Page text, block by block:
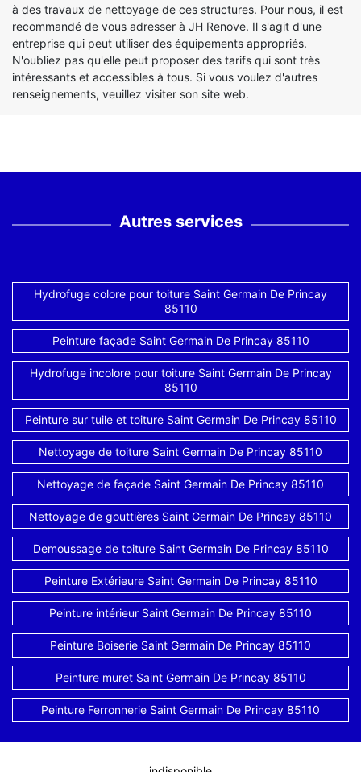
à des travaux de nettoyage de ces structures. Pour nous, il est
recommandé de vous adresser à JH Renove. Il s'agit d'une
entreprise qui peut utiliser des équipements appropriés.
N'oubliez pas qu'elle peut proposer des tarifs qui sont très
intéressants et accessibles à tous. Si vous voulez d'autres
renseignements, veuillez visiter son site web.
Autres services
Hydrofuge colore pour toiture Saint Germain De Princay
85110
Peinture façade Saint Germain De Princay 85110
Hydrofuge incolore pour toiture Saint Germain De Princay
85110
Peinture sur tuile et toiture Saint Germain De Princay 85110
Nettoyage de toiture Saint Germain De Princay 85110
Nettoyage de façade Saint Germain De Princay 85110
Nettoyage de gouttières Saint Germain De Princay 85110
Demoussage de toiture Saint Germain De Princay 85110
Peinture Extérieure Saint Germain De Princay 85110
Peinture intérieur Saint Germain De Princay 85110
Peinture Boiserie Saint Germain De Princay 85110
Peinture muret Saint Germain De Princay 85110
Peinture Ferronnerie Saint Germain De Princay 85110